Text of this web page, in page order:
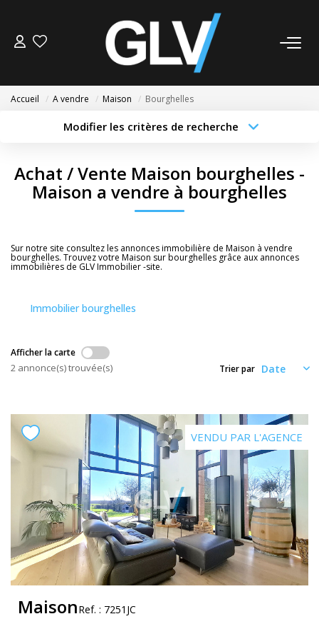
SYNDIC
NOS AGENCES
Nous Rejoindre
ESPACE CLIENTS
Accueil A vendre Maison Bourghelles
Modifier les critères de recherche
Sélectionnez...
Type de bien
Surface min
Créer une alerte
Achat / Vente Maison bourghelles -
Maison a vendre à bourghelles
Sur notre site consultez les annonces immobilière de Maison à vendre
bourghelles. Trouvez votre Maison sur bourghelles grâce aux annonces
immobilières de GLV Immobilier -site.
Immobilier bourghelles
Afficher la carte
2 annonce(s) trouvée(s) Trier par
VENDU PAR L'AGENCE
MaisonRef. : 7251JC